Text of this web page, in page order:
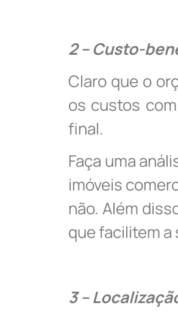
2 – Custo-
Claro que o
os custos
final.
Faça uma
imóveis
não. Além
que facilitem a
3 –